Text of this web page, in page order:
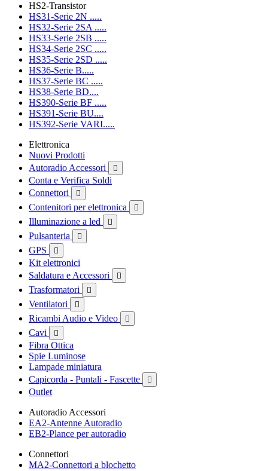
HS2-Transistor
HS31-Serie 2N .....
HS32-Serie 2SA .....
HS33-Serie 2SB .....
HS34-Serie 2SC .....
HS35-Serie 2SD .....
HS36-Serie B.....
HS37-Serie BC .....
HS38-Serie BD....
HS390-Serie BF .....
HS391-Serie BU....
HS392-Serie VARI.....
Elettronica
Nuovi Prodotti
Autoradio Accessori

Conta e Verifica Soldi
Connettori

Contenitori per elettronica 
Illuminazione a led 
Pulsanteria 
GPS 
Kit elettronici
Saldatura e Accessori

Trasformatori 
Ventilatori 
Ricambi Audio e Video 
Cavi 
Fibra Ottica
Spie Luminose
Lampade miniatura
Capicorda - Puntali - Fascette

Outlet
Autoradio Accessori
EA2-Antenne Autoradio
EB2-Plance per autoradio
Connettori
MA2-Connettori a blochetto